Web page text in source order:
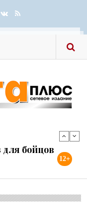
готовы к
о 500
12+